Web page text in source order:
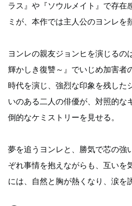
ラス』や『ソウルメイト』で存在
ミが、本作では主人公のヨンレを
ヨンレの親友ジョンヒを演じるの
輝かしき復讐～』でいじめ加害者
時代を演じ、強烈な印象を残した
いのある二人の俳優が、対照的な
倒的なケミストリーを見せる。
夢を追うヨンレと、勝気で芯の強
ぞれ事情を抱えながらも、互いを
には、自然と胸が熱くなり、涙を